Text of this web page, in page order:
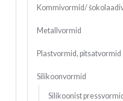
Kommivormid/
Metallvormid
Plastvormid, pitsatvormid
Silikoonvormid
Silikoonist